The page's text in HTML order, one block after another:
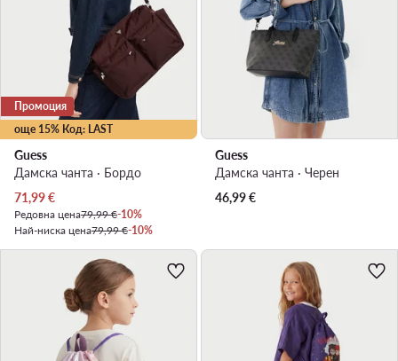
още 15% Код: LAST
Промоция
Guess
Дамска чанта · Бордо
Актуална цена
71,99€
Редовна цена79,99 €-10%
Най-ниска цена79,99 €-10%
Guess
Дамска чанта · Черен
46,99€